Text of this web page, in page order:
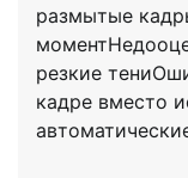
размытые
резкие
кадре вместо